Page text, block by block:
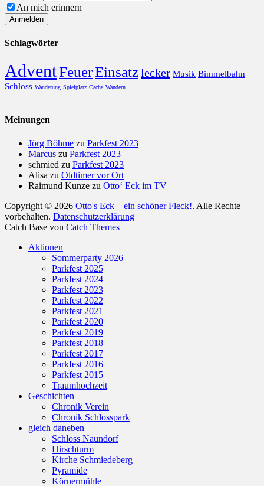
An mich erinnern
Schlagwörter
AdventFeuerEinsatzlecker Musik Bimmelbahn
Schloss Wanderung Spielplatz Cache Wandern
Meinungen
Jörg Böhme zu Parkfest 2023
Marcus zu Parkfest 2023
schmied zu Parkfest 2023
Alisa zu Oldtimer vor Ort
Raimund Kunze zu Otto‘ Eck im TV
Copyright © 2026 Otto's Eck – ein schöner Fleck!. Alle Rechte
vorbehalten. Datenschutzerklärung
Catch Base von Catch Themes
oben
Aktionen
Sommerparty 2026
Parkfest 2025
Parkfest 2024
Parkfest 2023
Parkfest 2022
Parkfest 2021
Parkfest 2020
Parkfest 2019
Parkfest 2018
Parkfest 2017
Parkfest 2016
Parkfest 2015
Traumhochzeit
Geschichten
Chronik Verein
Chronik Schlosspark
gleich daneben
Schloss Naundorf
Hirschturm
Kirche Schmiedeberg
Pyramide
Körnermühle